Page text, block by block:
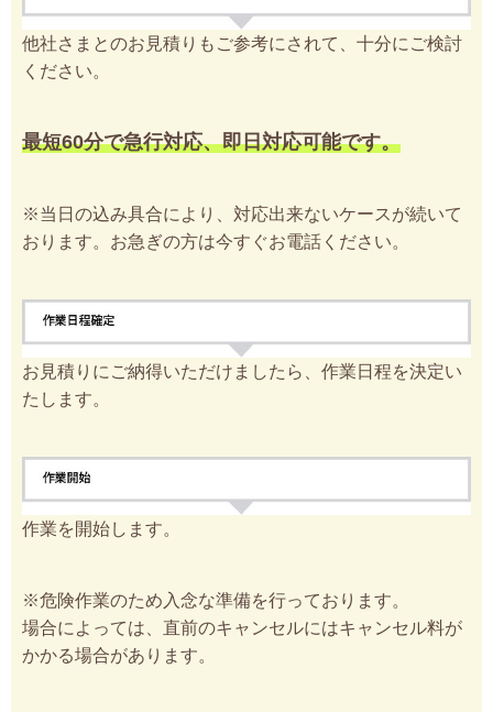
他社さまとのお見積りもご参考にされて、十分にご検討
ください。
最短60分で急行対応、即日対応可能です。
※当日の込み具合により、対応出来ないケースが続いて
おります。お急ぎの方は今すぐお電話ください。
お見積りにご納得いただけましたら、作業日程を決定い
たします。
作業を開始します。
※危険作業のため入念な準備を行っております。
場合によっては、直前のキャンセルにはキャンセル料が
かかる場合があります。